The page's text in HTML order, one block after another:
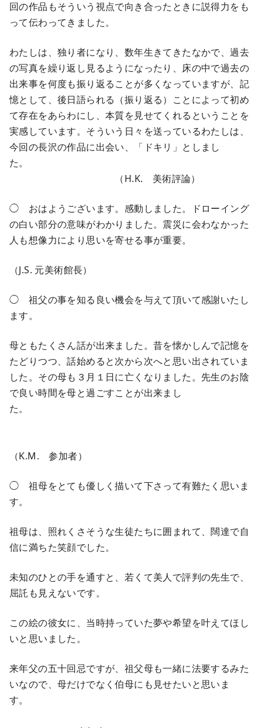
回の作品もそういう視点で向き合ったときに説得力をも
って伝わってきました。
わたしは、独り者になり、数年生きてきたなかで、過去
の写真を繰り返し見るようになったり、床の中で過去の
出来事を何度も振り返ることが多くなっていますが、記
憶として、後日語られる（振り返る）ことによって初め
て存在をあらわにし、本質を見せてくれるということを
実感しています。そういう日々を送っているわたしは、
今回の長沢の作品に出会い、「ドキリ」としまし
た。
（H.K. 美術評論）
◯ おはようございます。感動しました。ドローイング
の白い部分の意味がわかりました。震災に会わなかった
人も想像力により思いを寄せる事が重要。
（J.S. 元美術館長）
◯ 祖父の事を知る良い機会を与えて頂いて感謝いたし
ます。
母ともたくさん話が出来ました。昔を懐かしんで記憶を
たどりつつ、話始めると次から次へと思い出されていま
した。その母も３月１日に亡くなりました。先生のお陰
で良い時間を母と過ごすことが出来まし
た。
（K.M. 参加者）
◯ 祖母をとても優しく描いて下さって有難たく思いま
す。
祖母は、照れくさそうな生徒たちに囲まれて、闊達で自
信に満ちた笑顔でした。
未知のひとの手を通すと、若くて美人で評判の先生で、
屈託も見えないです。
この絵の彼女に、当時持っていた夢や希望を叶えてほし
いと思いました。
来年父の五十回忌ですが、祖父母も一緒に法要するみた
いなので、母だけでなく伯母にも見せたいと思いま
す。